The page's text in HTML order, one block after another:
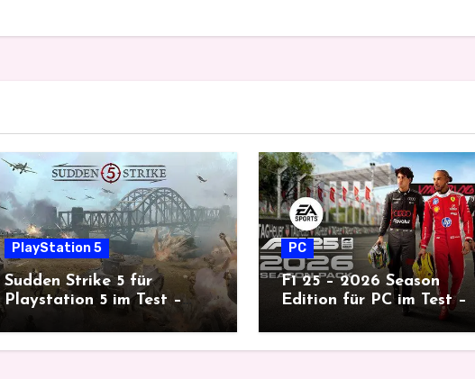
PlayStation 5
Sudden Strike 5 für
Playstation 5 im Test –
historische Echtzeit-Taktik
mit Tiefgang
PC
F1 25 – 2026 Season
Edition für PC im Test –
Zeit für neue Rennen